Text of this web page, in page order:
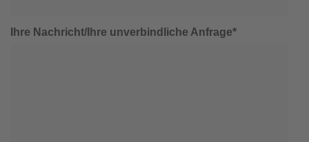
Ihre Nachricht/Ihre unverbindliche Anfrage*